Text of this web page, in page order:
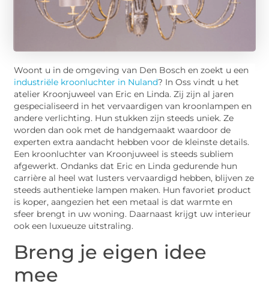
Woont u in de omgeving van Den Bosch en zoekt u een
industriële kroonluchter in Nuland? In Oss vindt u het
atelier Kroonjuweel van Eric en Linda. Zij zijn al jaren
gespecialiseerd in het vervaardigen van kroonlampen en
andere verlichting. Hun stukken zijn steeds uniek. Ze
worden dan ook met de handgemaakt waardoor de
experten extra aandacht hebben voor de kleinste details.
Een kroonluchter van Kroonjuweel is steeds subliem
afgewerkt. Ondanks dat Eric en Linda gedurende hun
carrière al heel wat lusters vervaardigd hebben, blijven ze
steeds authentieke lampen maken. Hun favoriet product
is koper, aangezien het een metaal is dat warmte en
sfeer brengt in uw woning. Daarnaast krijgt uw interieur
ook een luxueuze uitstraling.
Breng je eigen idee
mee